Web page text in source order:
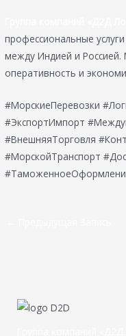
профессиональные
между Индией и
оперативность и
#МорскиеПеревозки
#ЭкспортИмпорт
#ВнешняяТорговля
#МорскойТранспорт